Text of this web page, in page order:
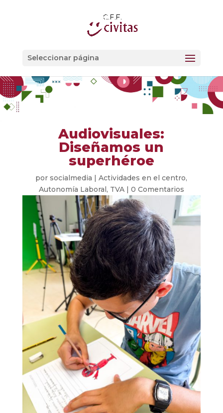
Seleccionar página
Audiovisuales:
Diseñamos un
superhéroe
porsocialmedia |Actividades en el centro,
Autonomía Laboral, TVA| 0 Comentarios